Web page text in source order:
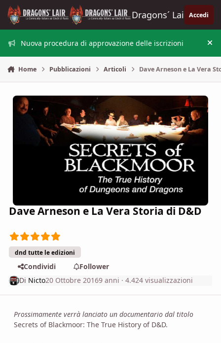
Vai al contenuto
Dragons´ Lair Accedi
Nuova procedura di approvazione delle iscrizioni
Home Pubblicazioni Articoli Dave Arneson e La Vera
Dave Arneson e La Vera Storia di D&D
dnd tutte le edizioni
Condividi
Follower
Di Nicto20 Ottobre 20169 anni · 4.424 visualizzazioni
Prossimamente verrà lanciato un documentario dal titolo
Secrets of Blackmoor: The True History of D&D.